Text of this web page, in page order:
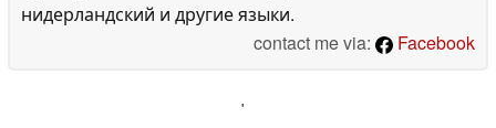
нидерландский и другие языки.
contact me via:
Facebook
'